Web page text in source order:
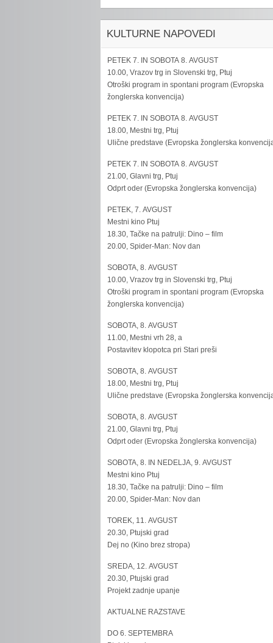
KULTURNE NAPOVEDI
PETEK 7. IN SOBOTA 8. AVGUST
10.00, Vrazov trg in Slovenski trg, Ptuj
Otroški program in spontani program (Evropska
žonglerska konvencija)
PETEK 7. IN SOBOTA 8. AVGUST
18.00, Mestni trg, Ptuj
Ulične predstave (Evropska žonglerska
PETEK 7. IN SOBOTA 8. AVGUST
21.00, Glavni trg, Ptuj
Odprt oder (Evropska žonglerska konvencija)
PETEK, 7. AVGUST
Mestni kino Ptuj
18.30, Tačke na patrulji: Dino – film
20.00, Spider-Man: Nov dan
SOBOTA, 8. AVGUST
10.00, Vrazov trg in Slovenski trg, Ptuj
Otroški program in spontani program (Evropska
žonglerska konvencija)
SOBOTA, 8. AVGUST
11.00, Mestni vrh 28, a
Postavitev klopotca pri Stari preši
SOBOTA, 8. AVGUST
18.00, Mestni trg, Ptuj
Ulične predstave (Evropska žonglerska
SOBOTA, 8. AVGUST
21.00, Glavni trg, Ptuj
Odprt oder (Evropska žonglerska konvencija)
SOBOTA, 8. IN NEDELJA, 9. AVGUST
Mestni kino Ptuj
18.30, Tačke na patrulji: Dino – film
20.00, Spider-Man: Nov dan
TOREK, 11. AVGUST
20.30, Ptujski grad
Dej no (Kino brez stropa)
SREDA, 12. AVGUST
20.30, Ptujski grad
Projekt zadnje upanje
AKTUALNE RAZSTAVE
DO 6. SEPTEMBRA